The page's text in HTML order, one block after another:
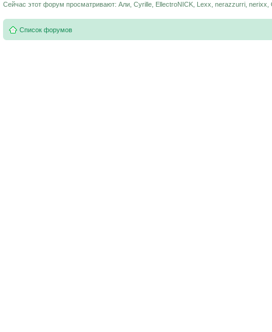
Сейчас этот форум просматривают: Али, Cyrille, EllectroNICK, Lexx, nerazzurri, nerixx,
Список форумов